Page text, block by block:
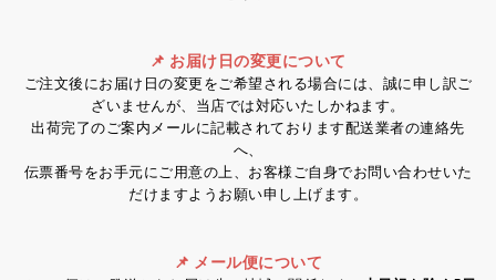
【再入荷】大変お待たせいたしました！再入荷いたし
ました。＜有機ダークチョコレートボール＞
2026/01/19
【チョコレート特集】自然の恵みを、特別な時間に。
からご確認ください。
📌 お届け日の変更について
ご注文後にお届け日の変更をご希望される場合には、誠に申し訳ご
ざいませんが、当店では対応いたしかねます。
出荷完了のご案内メールに記載されております配送業者の連絡先
へ、
伝票番号をお手元にご用意の上、お客様ご自身でお問い合わせいた
だけますようお願い申し上げます。
📌 メール便について